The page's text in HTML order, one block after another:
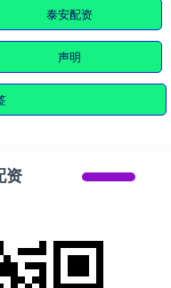
泰安配资
声明
资